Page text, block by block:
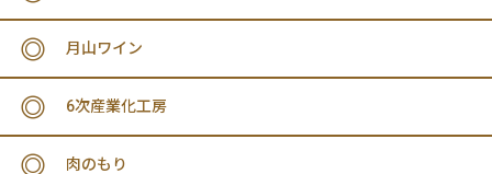
月山ワイン
6次産業化工房
肉のもり